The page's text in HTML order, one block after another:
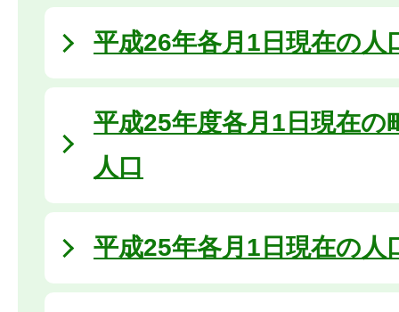
平成26年各月1日現在の人
平成25年度各月1日現在の
人口
平成25年各月1日現在の人